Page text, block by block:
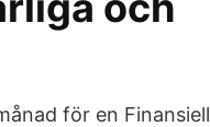
för en Finansiell